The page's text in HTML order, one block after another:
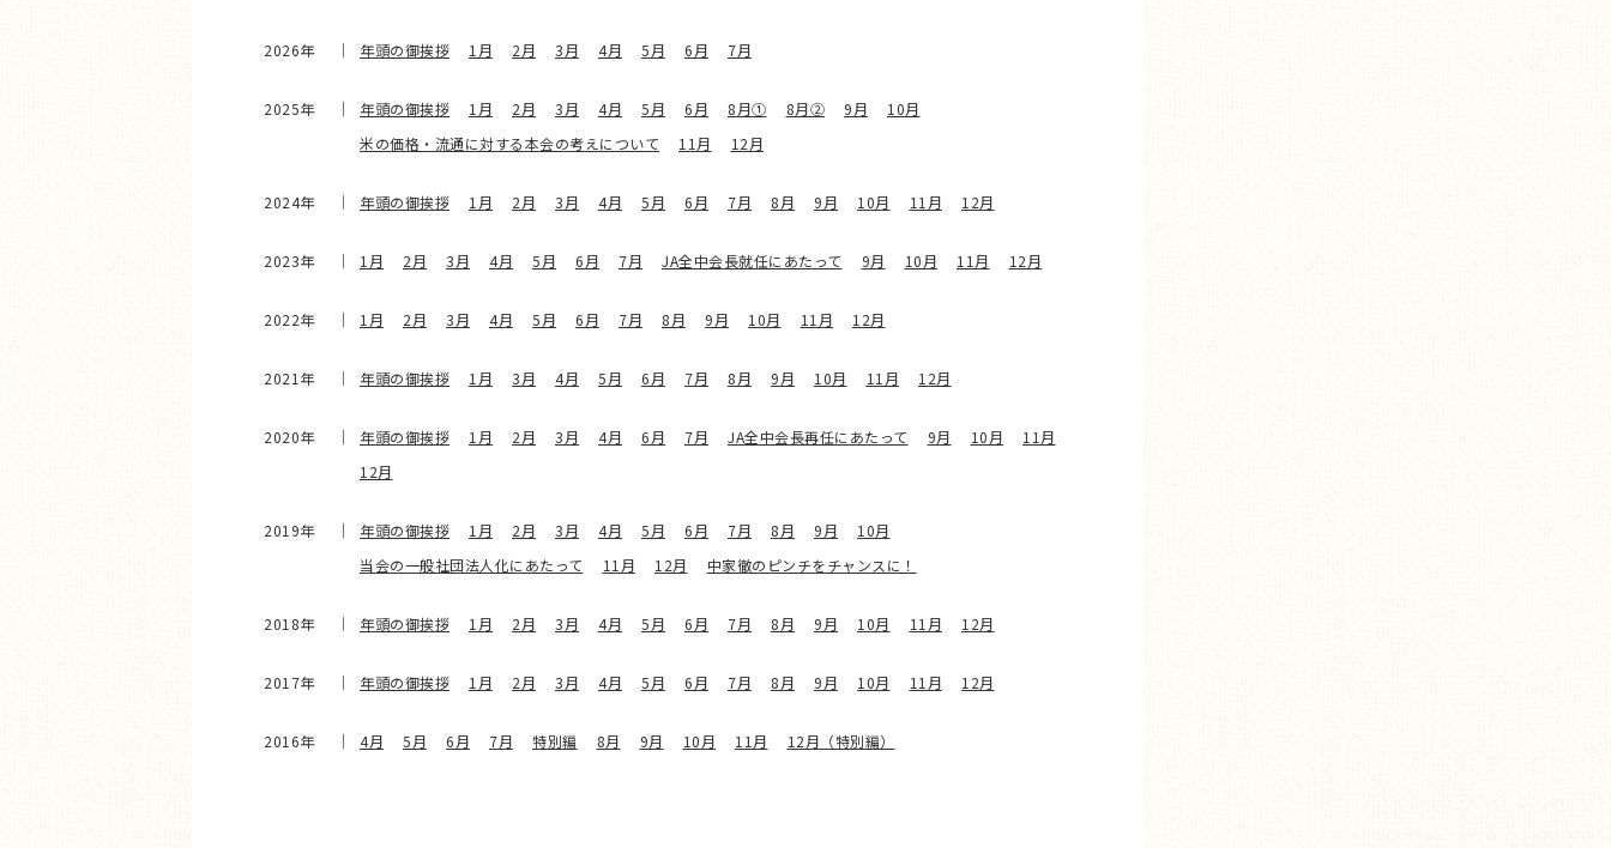
2026年 年頭の御挨拶 1月 2月 3月 4月 5月 6月 7月
2025年 年頭の御挨拶 1月 2月 3月 4月 5月 6月 8月① 8月② 9月
10月
米の価格・流通に対する本会の考えについて
11月 12月
2024年 年頭の御挨拶 1月 2月 3月 4月 5月 6月 7月 8月 9月 10月 11月 12月
2023年 1月 2月 3月 4月 5月 6月 7月 JA全中会長就任にあたって 9月 10月 11月 12月
2022年 1月 2月 3月 4月 5月 6月 7月 8月 9月 10月 11月 12月
2021年 年頭の御挨拶 1月 3月 4月 5月 6月 7月 8月 9月 10月 11月 12月
2020年 年頭の御挨拶 1月 2月 3月 4月 6月 7月 JA全中会長再任にあたって 9月 10月
11月
12月
2019年 年頭の御挨拶 1月 2月 3月 4月 5月 6月 7月 8月 9月
10月
当会の一般社団法人化にあたって
11月 12月 中家徹のピンチをチャンスに！
2018年 年頭の御挨拶 1月 2月 3月 4月 5月 6月 7月 8月 9月 10月 11月 12月
2017年 年頭の御挨拶 1月 2月 3月 4月 5月 6月 7月 8月 9月 10月 11月 12月
2016年 4月 5月 6月 7月 特別編 8月 9月 10月 11月 12月（特別編）